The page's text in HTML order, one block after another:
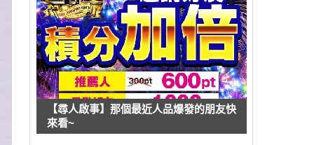
【尋人啟事】那個最近人品爆發的朋友快
來看~